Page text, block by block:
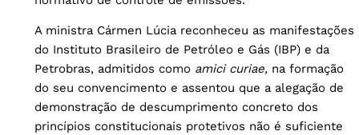
A ministra Cármen Lúcia reconheceu as manifestações
do Instituto Brasileiro de Petróleo e Gás (IBP) e da
Petrobras, admitidos como amici curiae, na formação
do seu convencimento e assentou que a alegação de
demonstração de descumprimento concreto dos
princípios constitucionais protetivos não é suficiente